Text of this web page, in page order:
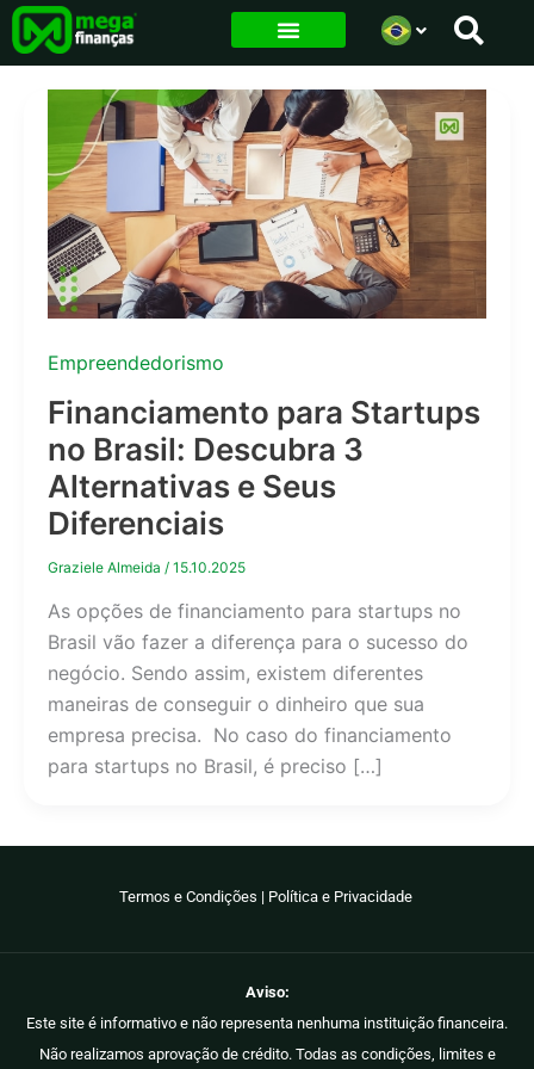
para
Empreendedorismo
Financiamento para Startups
no Brasil: Descubra 3
Alternativas e Seus
Diferenciais
Graziele Almeida / 15.10.2025
As opções de financiamento para startups no
Brasil vão fazer a diferença para o sucesso do
negócio. Sendo assim, existem diferentes
maneiras de conseguir o dinheiro que sua
empresa precisa. No caso do financiamento
para startups no Brasil, é preciso […]
Termos e Condições | Política e Privacidade
Aviso:
Este site é informativo e não representa nenhuma instituição financeira.
Não realizamos aprovação de crédito. Todas as condições, limites e